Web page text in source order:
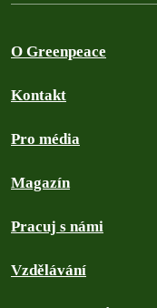
O Greenpeace
Kontakt
Pro média
Magazín
Pracuj s námi
Vzdělávání